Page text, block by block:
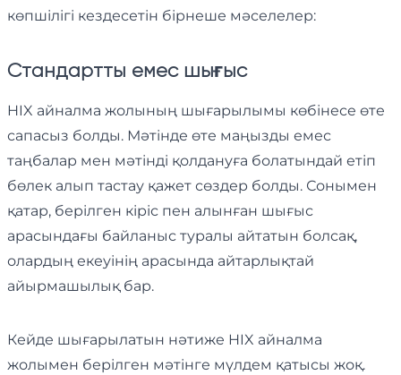
көпшілігі кездесетін бірнеше мәселелер:
Стандартты емес шығыс
HIX айналма жолының шығарылымы көбінесе өте
сапасыз болды. Мәтінде өте маңызды емес
таңбалар мен мәтінді қолдануға болатындай етіп
бөлек алып тастау қажет сөздер болды. Сонымен
қатар, берілген кіріс пен алынған шығыс
арасындағы байланыс туралы айтатын болсақ,
олардың екеуінің арасында айтарлықтай
айырмашылық бар.
Кейде шығарылатын нәтиже HIX айналма
жолымен берілген мәтінге мүлдем қатысы жоқ.